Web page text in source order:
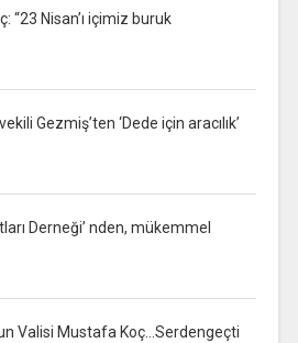
“23 Nisan’ı içimiz buruk
Gezmiş’ten ‘Dede için aracılık’
Derneği’ nden, mükemmel
Valisi Mustafa Koç…Serdengeçti